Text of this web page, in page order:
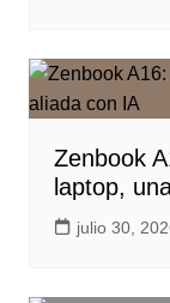
Zenbook
laptop,
julio 30,